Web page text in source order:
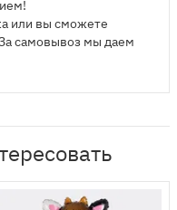
или вы сможете
самовывоз мы даем